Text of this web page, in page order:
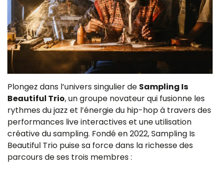
Plongez dans l’univers singulier de Sampling Is
Beautiful Trio, un groupe novateur qui fusionne les
rythmes du jazz et l’énergie du hip-hop à travers des
performances live interactives et une utilisation
créative du sampling. Fondé en 2022, Sampling Is
Beautiful Trio puise sa force dans la richesse des
parcours de ses trois membres :